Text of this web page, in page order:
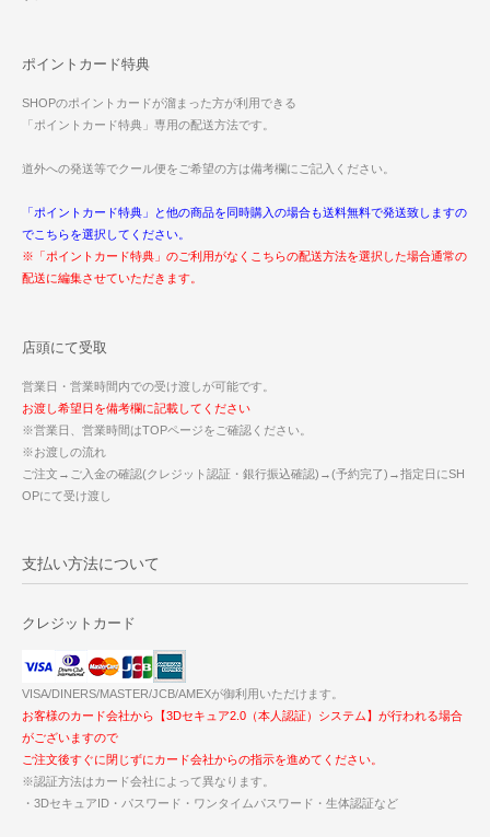
ポイントカード特典
SHOPのポイントカードが溜まった方が利用できる
「ポイントカード特典」専用の配送方法です。
道外への発送等でクール便をご希望の方は備考欄にご記入ください。
「ポイントカード特典」と他の商品を同時購入の場合も送料無料で発送致しますの
でこちらを選択してください。
※「ポイントカード特典」のご利用がなくこちらの配送方法を選択した場合通常の
配送に編集させていただきます。
店頭にて受取
営業日・営業時間内での受け渡しが可能です。
お渡し希望日を備考欄に記載してください
※営業日、営業時間はTOPページをご確認ください。
※お渡しの流れ
ご注文→ご入金の確認(クレジット認証・銀行振込確認)→(予約完了)→指定日にSH
OPにて受け渡し
支払い方法について
クレジットカード
VISA/DINERS/MASTER/JCB/AMEXが御利用いただけます。
お客様のカード会社から【3Dセキュア2.0（本人認証）システム】が行われる場合
がございますので
ご注文後すぐに閉じずにカード会社からの指示を進めてください。
※認証方法はカード会社によって異なります。
・3DセキュアID・パスワード・ワンタイムパスワード・生体認証など